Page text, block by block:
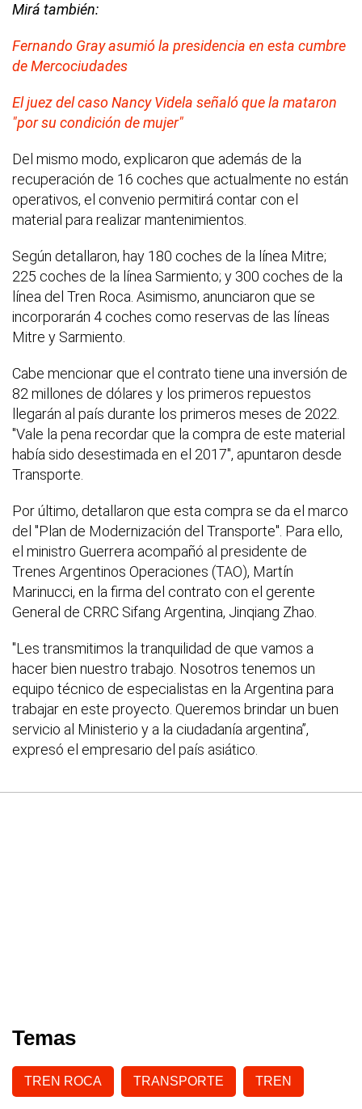
Mirá también:
Fernando Gray asumió la presidencia en esta cumbre
de Mercociudades
El juez del caso Nancy Videla señaló que la mataron
"por su condición de mujer"
Del mismo modo, explicaron que además de la
recuperación de 16 coches que actualmente no están
operativos, el convenio permitirá contar con el
material para realizar mantenimientos.
Según detallaron, hay 180 coches de la línea Mitre;
225 coches de la línea Sarmiento; y 300 coches de la
línea del Tren Roca. Asimismo, anunciaron que se
incorporarán 4 coches como reservas de las líneas
Mitre y Sarmiento.
Cabe mencionar que el contrato tiene una inversión de
82 millones de dólares y los primeros repuestos
llegarán al país durante los primeros meses de 2022.
"Vale la pena recordar que la compra de este material
había sido desestimada en el 2017", apuntaron desde
Transporte.
Por último, detallaron que esta compra se da el marco
del "Plan de Modernización del Transporte". Para ello,
el ministro Guerrera acompañó al presidente de
Trenes Argentinos Operaciones (TAO), Martín
Marinucci, en la firma del contrato con el gerente
General de CRRC Sifang Argentina, Jinqiang Zhao.
"Les transmitimos la tranquilidad de que vamos a
hacer bien nuestro trabajo. Nosotros tenemos un
equipo técnico de especialistas en la Argentina para
trabajar en este proyecto. Queremos brindar un buen
servicio al Ministerio y a la ciudadanía argentina”,
expresó el empresario del país asiático.
Temas
TREN ROCA TRANSPORTE TREN